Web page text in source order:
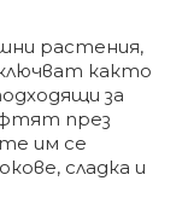
растения,
както
за
през
им се
сладка и